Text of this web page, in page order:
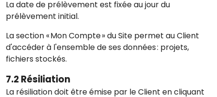
La date de prélèvement est fixée au jour du
prélèvement initial.
La section « Mon Compte » du Site permet au Client
d'accéder à l'ensemble de ses données : projets,
fichiers stockés.
7.2 Résiliation
La résiliation doit être émise par le Client en cliquant